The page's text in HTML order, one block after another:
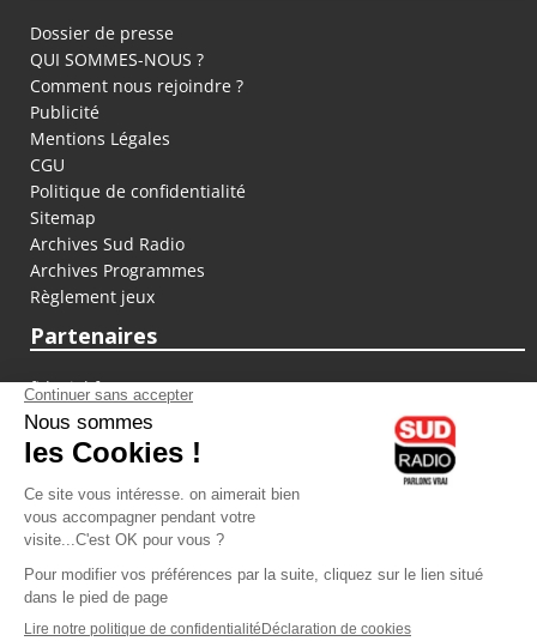
Dossier de presse
QUI SOMMES-NOUS ?
Comment nous rejoindre ?
Publicité
Mentions Légales
CGU
Politique de confidentialité
Sitemap
Archives Sud Radio
Archives Programmes
Règlement jeux
Partenaires
fiducial.fr
lyoncapitale.fr
olympique-et-lyonnais.com
L'application Iphone / Android
Téléchargez l'application
Les cookies